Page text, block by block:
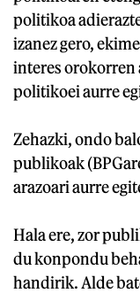
politikoa
izanez gero,
interes orokorren
politikoei aurre
Zehazki, ondo
publikoak
arazoari aurre
Hala ere, zor
du konpondu
handirik. Alde